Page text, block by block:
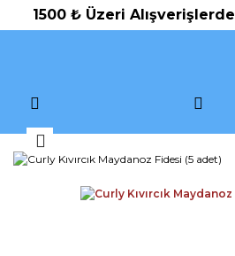
1500 ₺ Üzeri Alışverişlerde